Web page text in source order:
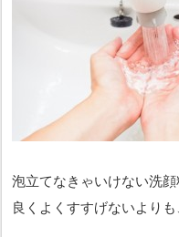
泡立てなきゃいけない洗顔
良くよくすすげないより